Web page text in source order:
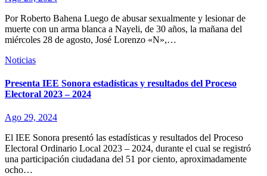
Por Roberto Bahena Luego de abusar sexualmente y lesionar de
muerte con un arma blanca a Nayeli, de 30 años, la mañana del
miércoles 28 de agosto, José Lorenzo «N»,…
Noticias
Presenta IEE Sonora estadísticas y resultados del Proceso
Electoral 2023 – 2024
Ago 29, 2024
El IEE Sonora presentó las estadísticas y resultados del Proceso
Electoral Ordinario Local 2023 – 2024, durante el cual se registró
una participación ciudadana del 51 por ciento, aproximadamente
ocho…